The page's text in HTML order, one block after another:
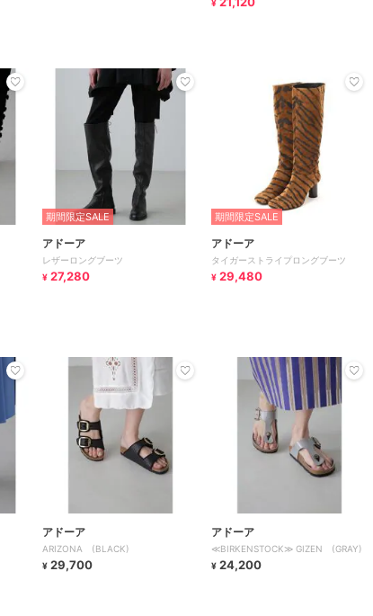
¥
期間限定SALE
アドーア
レザーロングブーツ
¥ 27,280
期間限定SALE
アドーア
タイガーストライプロングブーツ
¥ 29,480
アドーア
ARIZONA (BLACK)
¥ 29,700
アドーア
≪BIRKENSTOCK≫ GIZEN (GRAY)
¥ 24,200